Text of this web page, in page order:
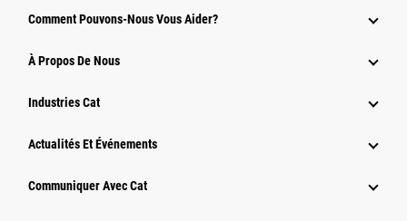
Comment Pouvons-Nous Vous Aider?
À Propos De Nous
Industries Cat
Actualités Et Événements
Communiquer Avec Cat